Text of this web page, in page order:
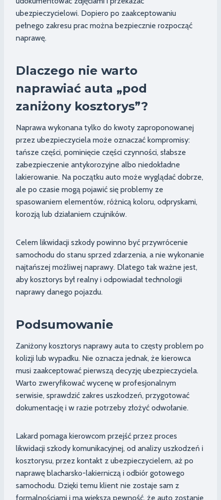
ubezpieczycielowi. Dopiero po zaakceptowaniu
pełnego zakresu prac można bezpiecznie rozpocząć
naprawę.
Dlaczego nie warto
naprawiać auta „pod
zaniżony kosztorys”?
Naprawa wykonana tylko do kwoty zaproponowanej
przez ubezpieczyciela może oznaczać kompromisy:
tańsze części, pominięcie części czynności, słabsze
zabezpieczenie antykorozyjne albo niedokładne
lakierowanie. Na początku auto może wyglądać dobrze,
ale po czasie mogą pojawić się problemy ze
spasowaniem elementów, różnicą koloru, odpryskami,
korozją lub działaniem czujników.
Celem likwidacji szkody powinno być przywrócenie
samochodu do stanu sprzed zdarzenia, a nie wykonanie
najtańszej możliwej naprawy. Dlatego tak ważne jest,
aby kosztorys był realny i odpowiadał technologii
naprawy danego pojazdu.
Podsumowanie
Zaniżony kosztorys naprawy auta to częsty problem po
kolizji lub wypadku. Nie oznacza jednak, że kierowca
musi zaakceptować pierwszą decyzję ubezpieczyciela.
Warto zweryfikować wycenę w profesjonalnym
serwisie, sprawdzić zakres uszkodzeń, przygotować
dokumentację i w razie potrzeby złożyć odwołanie.
Lakard pomaga kierowcom przejść przez proces
likwidacji szkody komunikacyjnej, od analizy uszkodzeń i
kosztorysu, przez kontakt z ubezpieczycielem, aż po
naprawę blacharsko-lakierniczą i odbiór gotowego
samochodu. Dzięki temu klient nie zostaje sam z
formalnościami i ma większą pewność, że auto zostanie